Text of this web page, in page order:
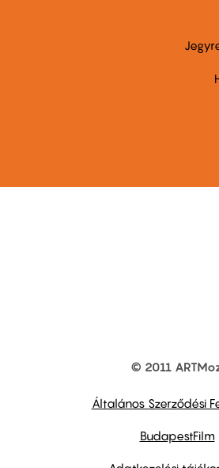
© 2011
Általános Szerződési
BudapestFilm